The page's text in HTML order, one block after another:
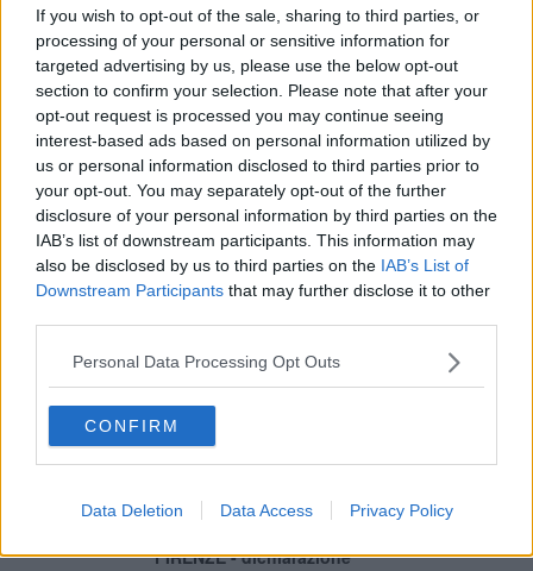
If you wish to opt-out of the sale, sharing to third parties, or
processing of your personal or sensitive information for
targeted advertising by us, please use the below opt-out
section to confirm your selection. Please note that after your
opt-out request is processed you may continue seeing
interest-based ads based on personal information utilized by
us or personal information disclosed to third parties prior to
your opt-out. You may separately opt-out of the further
disclosure of your personal information by third parties on the
IAB’s list of downstream participants. This information may
also be disclosed by us to third parties on the IAB’s List of
Downstream Participants that may further disclose it to other
Personal Data Processing Opt Outs
CONFIRM
Data Deletion Data Access Privacy Policy
Videogallery
FIRENZE - dichiarazione